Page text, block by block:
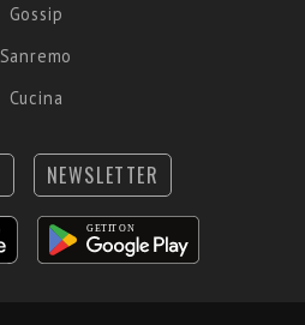
Gossip
Sanremo
Cucina
NEWSLETTER